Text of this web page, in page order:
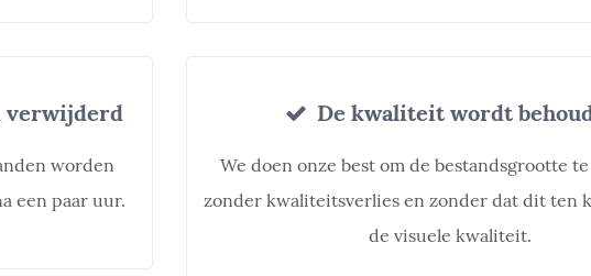
verwijderd
worden
een paar uur.
De kwaliteit wordt
We doen onze best om de bestandsgrootte
zonder kwaliteitsverlies en zonder dat dit ten
de visuele kwaliteit.